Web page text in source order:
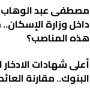
مصطفى عبد الوهاب
داخل وزارة
هذه المناصب؟
أعلى شهادات
البنوك.. مقارنة